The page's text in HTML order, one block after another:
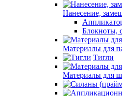
Нанесение,
Блокноты,
Материалы для
Тигли
Материалы для